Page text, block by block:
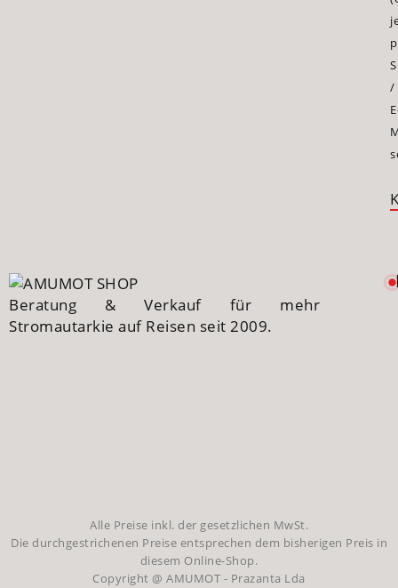
/
Beratung & Verkauf für mehr
Stromautarkie auf Reisen seit 2009.
Alle Preise inkl. der gesetzlichen MwSt.
Die durchgestrichenen Preise entsprechen dem bisherigen Preis in
diesem Online-Shop.
Copyright @ AMUMOT - Prazanta Lda